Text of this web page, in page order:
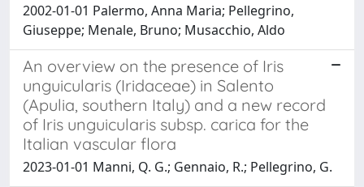
2002-01-01 Palermo, Anna Maria; Pellegrino,
Giuseppe; Menale, Bruno; Musacchio, Aldo
An overview on the presence of Iris
unguicularis (Iridaceae) in Salento
(Apulia, southern Italy) and a new record
of Iris unguicularis subsp. carica for the
Italian vascular flora
2023-01-01 Manni, Q. G.; Gennaio, R.; Pellegrino, G.